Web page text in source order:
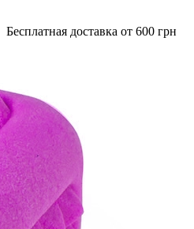
Бесплатная доставка от 600 грн